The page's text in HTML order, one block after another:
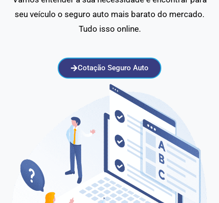
seu veículo o seguro auto mais barato do mercado.
Tudo isso online.
Cotação Seguro Auto